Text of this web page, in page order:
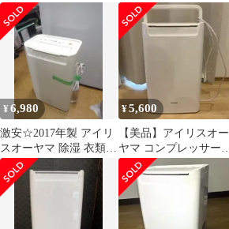
体
2021年製
¥6,980
激安☆2017年製 アイリ
スオーヤマ 除湿 衣類乾
燥機☆
¥5,600
【美品】アイリスオー
ヤマ コンプレッサー式
除湿機 DCE-6515